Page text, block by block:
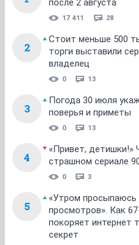
после 2 августа
17 411 28
2
Стоит меньше 500
торги выставили
владелец
0 13
3
Погода 30 июля
поверья и приметы
0 13
4
«Привет, детишки!»
страшном сериале
0 3
5
«Утром
просмотров». Как
покоряет интернет
секрет